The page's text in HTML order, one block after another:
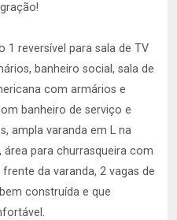
1 reversível para sala de TV
banheiro social, sala de
com armários e
banheiro de serviço e
ampla varanda em L na
para churrasqueira com
da varanda, 2 vagas de
construída e que